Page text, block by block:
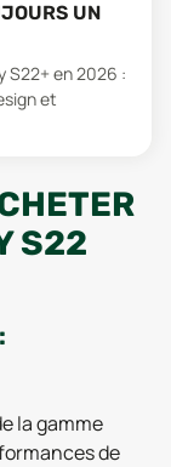
UN
S22+ en 2026 :
et
S22
la gamme
de